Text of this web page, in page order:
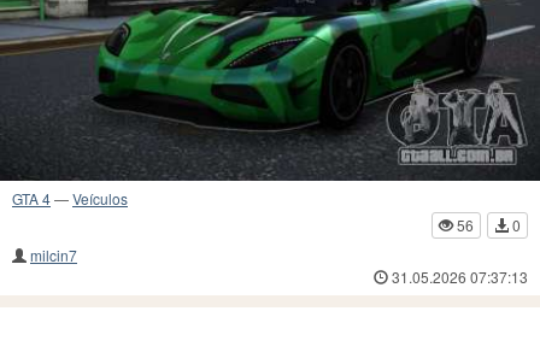
GTA 4—Veículos
56
0
milcin7
31.05.2026 07:37:13